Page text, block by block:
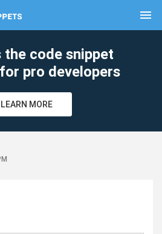
menu
the code snippet
pro developers
LEARN MORE
clear